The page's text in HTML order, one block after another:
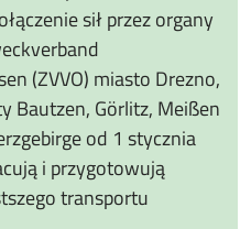
sił przez organy
(ZVVO) miasto Drezno,
Bautzen, Görlitz, Meißen
od 1 stycznia
i przygotowują
transportu